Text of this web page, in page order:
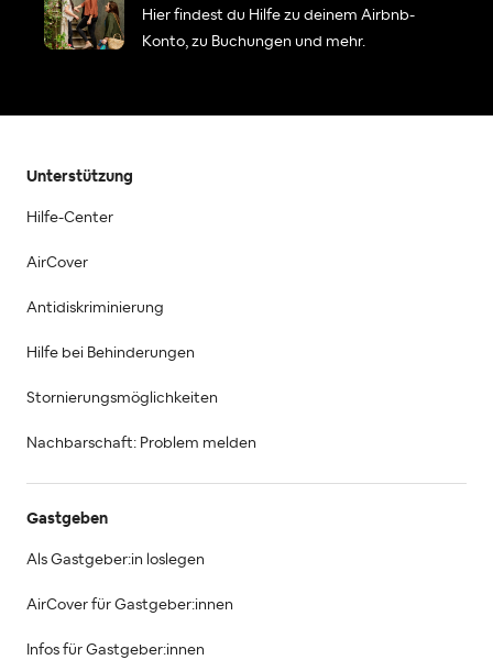
Hier findest du Hilfe zu deinem Airbnb-
Konto, zu Buchungen und mehr.
Unterstützung
Hilfe-Center
AirCover
Antidiskriminierung
Hilfe bei Behinderungen
Stornierungsmöglichkeiten
Nachbarschaft: Problem melden
Gastgeben
Als Gastgeber:in loslegen
AirCover für Gastgeber:innen
Infos für Gastgeber:innen